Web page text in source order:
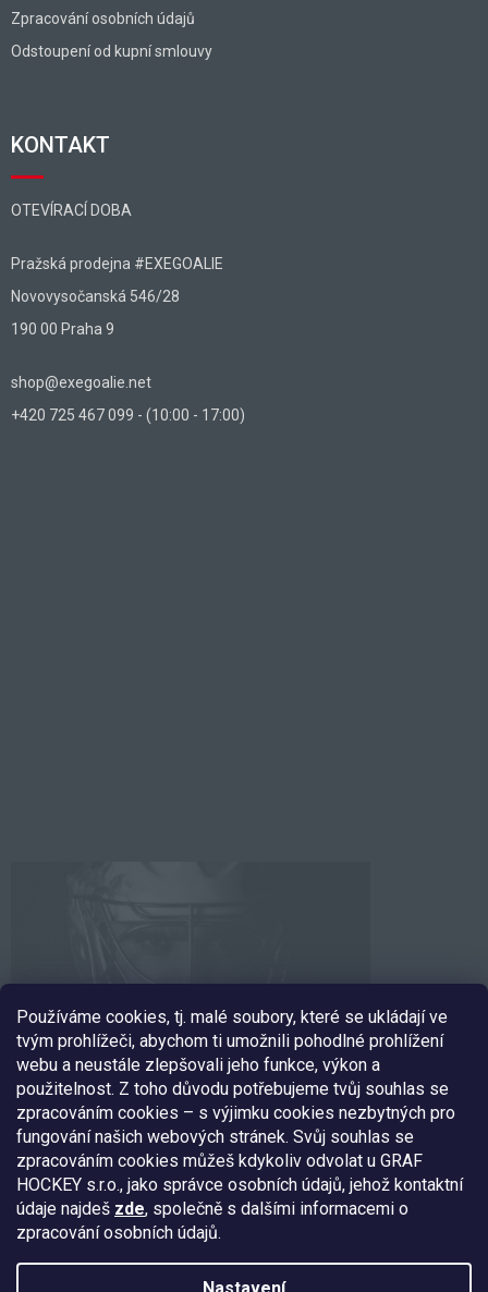
Používáme cookies, tj. malé soubory, které se ukládají ve
tvým prohlížeči, abychom ti umožnili pohodlné prohlížení
webu a neustále zlepšovali jeho funkce, výkon a
použitelnost. Z toho důvodu potřebujeme tvůj souhlas se
zpracováním cookies – s výjimku cookies nezbytných pro
fungování našich webových stránek. Svůj souhlas se
zpracováním cookies můžeš kdykoliv odvolat u GRAF
HOCKEY s.r.o., jako správce osobních údajů, jehož kontaktní
údaje najdeš zde, společně s dalšími informacemi o
zpracování osobních údajů.
Zpracování osobních údajů
Odstoupení od kupní smlouvy
KONTAKT
OTEVÍRACÍ DOBA
Pražská prodejna #EXEGOALIE
Novovysočanská 546/28
190 00 Praha 9
shop@exegoalie.net
+420 725 467 099 - (10:00 - 17:00)
SLEDUJ NÁS